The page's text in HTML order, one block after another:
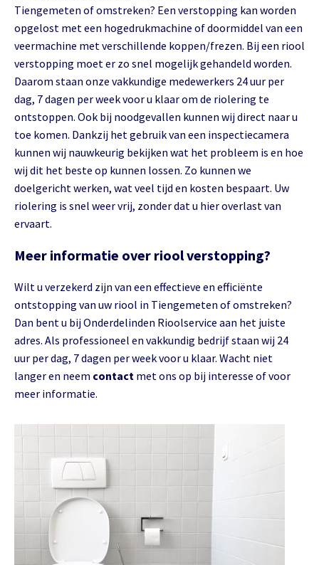
Tiengemeten of omstreken? Een verstopping kan worden
opgelost met een hogedrukmachine of doormiddel van een
veermachine met verschillende koppen/frezen. Bij een riool
verstopping moet er zo snel mogelijk gehandeld worden.
Daarom staan onze vakkundige medewerkers 24 uur per
dag, 7 dagen per week voor u klaar om de riolering te
ontstoppen. Ook bij noodgevallen kunnen wij direct naar u
toe komen. Dankzij het gebruik van een inspectiecamera
kunnen wij nauwkeurig bekijken wat het probleem is en hoe
wij dit het beste op kunnen lossen. Zo kunnen we
doelgericht werken, wat veel tijd en kosten bespaart. Uw
riolering is snel weer vrij, zonder dat u hier overlast van
ervaart.
Meer informatie over riool verstopping?
Wilt u verzekerd zijn van een effectieve en efficiënte
ontstopping van uw riool in Tiengemeten of omstreken?
Dan bent u bij Onderdelinden Rioolservice aan het juiste
adres. Als professioneel en vakkundig bedrijf staan wij 24
uur per dag, 7 dagen per week voor u klaar. Wacht niet
langer en neem contact met ons op bij interesse of voor
meer informatie.